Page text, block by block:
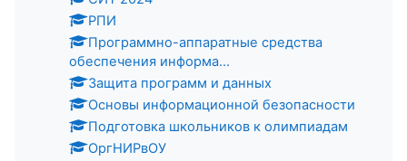
РПИ
Программно-аппаратные средства
обеспечения информа...
Защита программ и данных
Основы информационной безопасности
Подготовка школьников к олимпиадам
ОргНИРвОУ